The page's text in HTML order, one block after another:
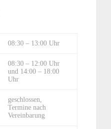
08:30 – 13:00 Uhr
08:30 – 12:00 Uhr
und 14:00 – 18:00
Uhr
geschlossen,
Termine nach
Vereinbarung